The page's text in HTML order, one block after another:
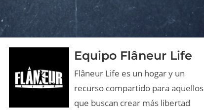
Equipo Flâneur Life
Flâneur Life es un hogar y un
recurso compartido para aquellos
que buscan crear más libertad